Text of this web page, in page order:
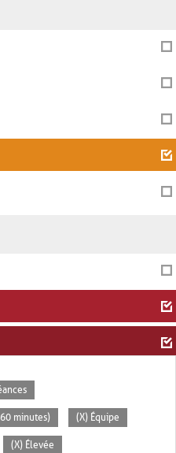
minutes) (X) Équipe
(X) Élevée